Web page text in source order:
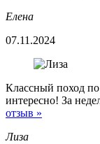
Елена
07.11.2024
Классный поход
интересно! За
отзыв »
Лиза